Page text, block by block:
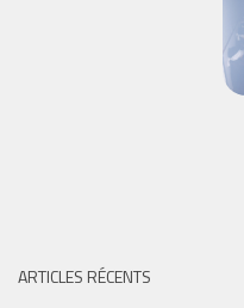
ARTICLES RÉCENTS